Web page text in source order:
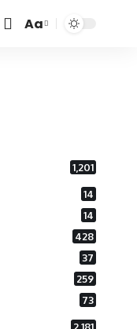
Font
Aa
1,201
14
14
428
37
259
73